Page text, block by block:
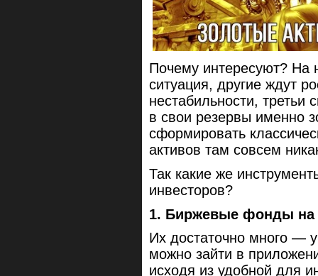
Почему интересуют? На
ситуация, другие ждут
нестабильности,
в свои резервы именно
сформировать
активов там совсем
Так какие же
инвесторов?
1. Биржевые фонды на
Их достаточно много —
можно зайти в
исходя из удобной для